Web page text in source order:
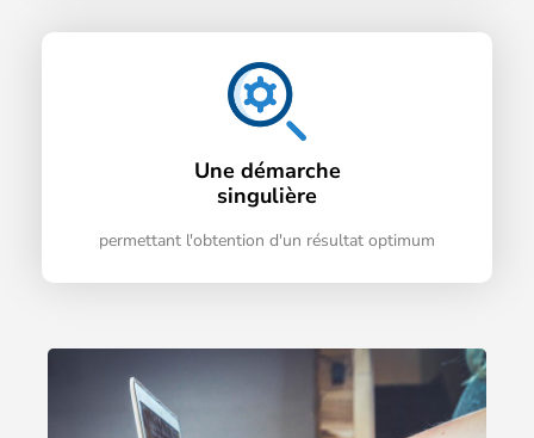
Une démarche
singulière
permettant l'obtention d'un résultat optimum